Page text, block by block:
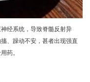
经系统，导致脊髓反射异
、躁动不安，甚者出现强直
药。